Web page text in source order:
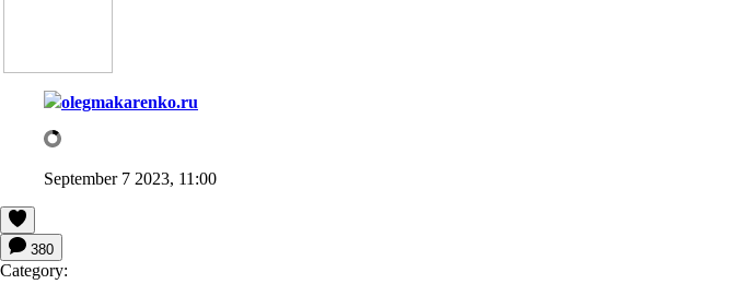
olegmakarenko.ru
September 7 2023, 11:00
380
Category: